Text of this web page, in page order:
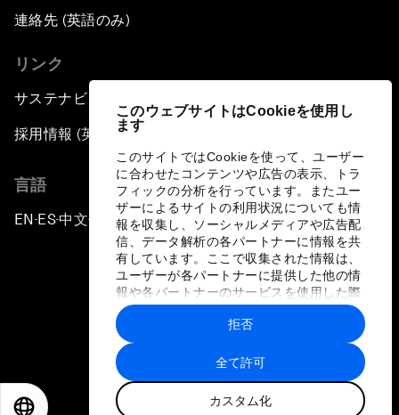
このウェブサイトはCookieを使用し
ます
このサイトではCookieを使って、ユーザー
に合わせたコンテンツや広告の表示、トラ
フィックの分析を行っています。またユー
ザーによるサイトの利用状況についても情
報を収集し、ソーシャルメディアや広告配
信、データ解析の各パートナーに情報を共
有しています。ここで収集された情報は、
ユーザーが各パートナーに提供した他の情
報や各パートナーのサービスを使用した際
に収集された情報と組み合わされ、各パー
トナーによって使用されることがありま
す。
全て許可
カスタム化
拒否
連絡先 (英語のみ)
リンク
サステナビリティへの取り組み
採用情報 (英語のみ)
言語
EN ▪ ES▪中文▪ 日本語
プライバシーポリシーと利用規約
サイトマップ
©
世界経済フォーラム